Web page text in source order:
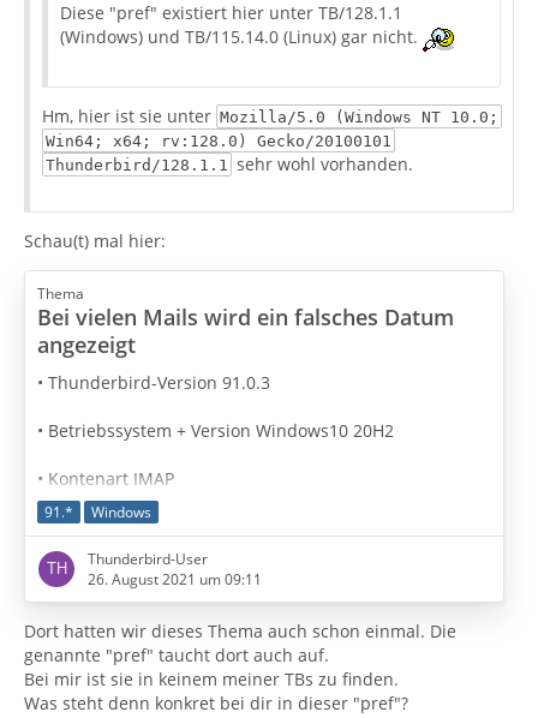
Diese "pref" existiert hier unter TB/128.1.1
(Windows) und TB/115.14.0 (Linux) gar nicht.
Hm, hier ist sie unter Mozilla/5.0 (Windows NT 10.0;
Win64; x64; rv:128.0) Gecko/20100101
Thunderbird/128.1.1
sehr wohl vorhanden.
Schau(t) mal hier:
Thema
Bei vielen Mails wird ein falsches Datum
angezeigt
• Thunderbird-Version 91.0.3
• Betriebssystem + Version Windows10 20H2
• Kontenart IMAP
Moin zusammen,
ich habe gestern etliche Mails aus dem MailStore nach
Thunderbird exportiert und dort werden sie mir nun
unter einem falschen Datum angezeigt:
In diesem Beispiel sieht man an Hand der Header-
Zeilen das korrekte Datum und oben das wirklich
91.* Windows
Thunderbird-User
26. August 2021 um 09:11
Dort hatten wir dieses Thema auch schon einmal. Die
genannte "pref" taucht dort auch auf.
Bei mir ist sie in keinem meiner TBs zu finden.
Was steht denn konkret bei dir in dieser "pref"?